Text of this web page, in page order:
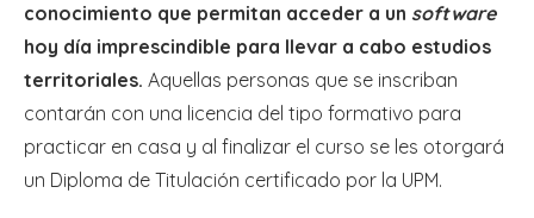
conocimiento que permitan acceder a un software
hoy día imprescindible para llevar a cabo estudios
territoriales. Aquellas personas que se inscriban
contarán con una licencia del tipo formativo para
practicar en casa y al finalizar el curso se les otorgará
un Diploma de Titulación certificado por la UPM.